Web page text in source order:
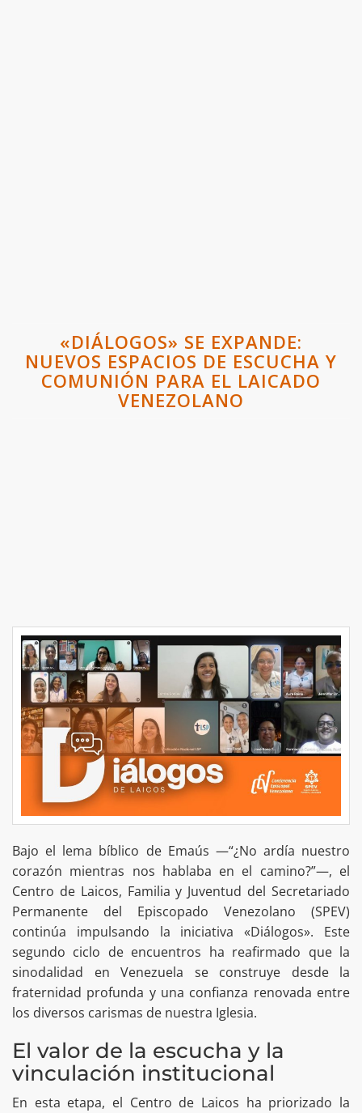
«DIÁLOGOS» SE EXPANDE:
NUEVOS ESPACIOS DE ESCUCHA Y
COMUNIÓN PARA EL LAICADO
VENEZOLANO
Bajo el lema bíblico de Emaús —“¿No ardía nuestro
corazón mientras nos hablaba en el camino?”—, el
Centro de Laicos, Familia y Juventud del Secretariado
Permanente del Episcopado Venezolano (SPEV)
continúa impulsando la iniciativa «Diálogos». Este
segundo ciclo de encuentros ha reafirmado que la
sinodalidad en Venezuela se construye desde la
fraternidad profunda y una confianza renovada entre
los diversos carismas de nuestra Iglesia.
El valor de la escucha y la
vinculación institucional
En esta etapa, el Centro de Laicos ha priorizado la